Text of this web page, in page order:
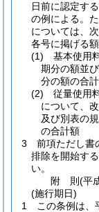
日前に認定す
の例による。
については、
各号に掲げる
(1)
基本使用
期分の額並
分の額の合
(2)
従量使用
について、
及び別表の
の合計額
3
前項ただし書
排除を開始す
い。
附 則(平
(施行期日)
1
この条例は、